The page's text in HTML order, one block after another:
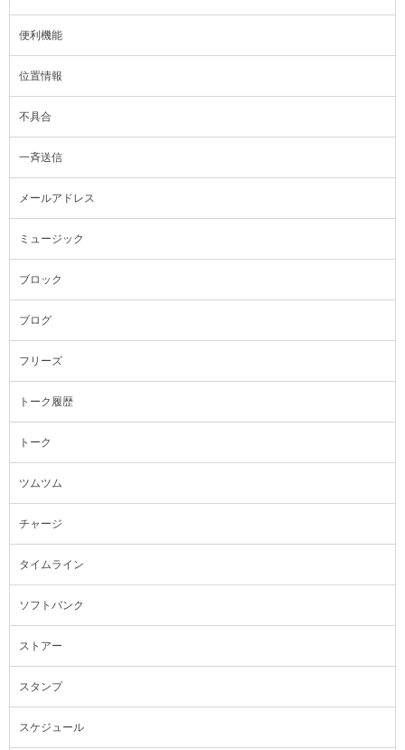
便利機能
位置情報
不具合
一斉送信
メールアドレス
ミュージック
ブロック
ブログ
フリーズ
トーク履歴
トーク
ツムツム
チャージ
タイムライン
ソフトバンク
ストアー
スタンプ
スケジュール